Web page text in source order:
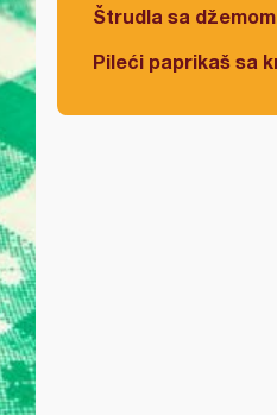
Štrudla sa džemom
Pileći paprikaš sa